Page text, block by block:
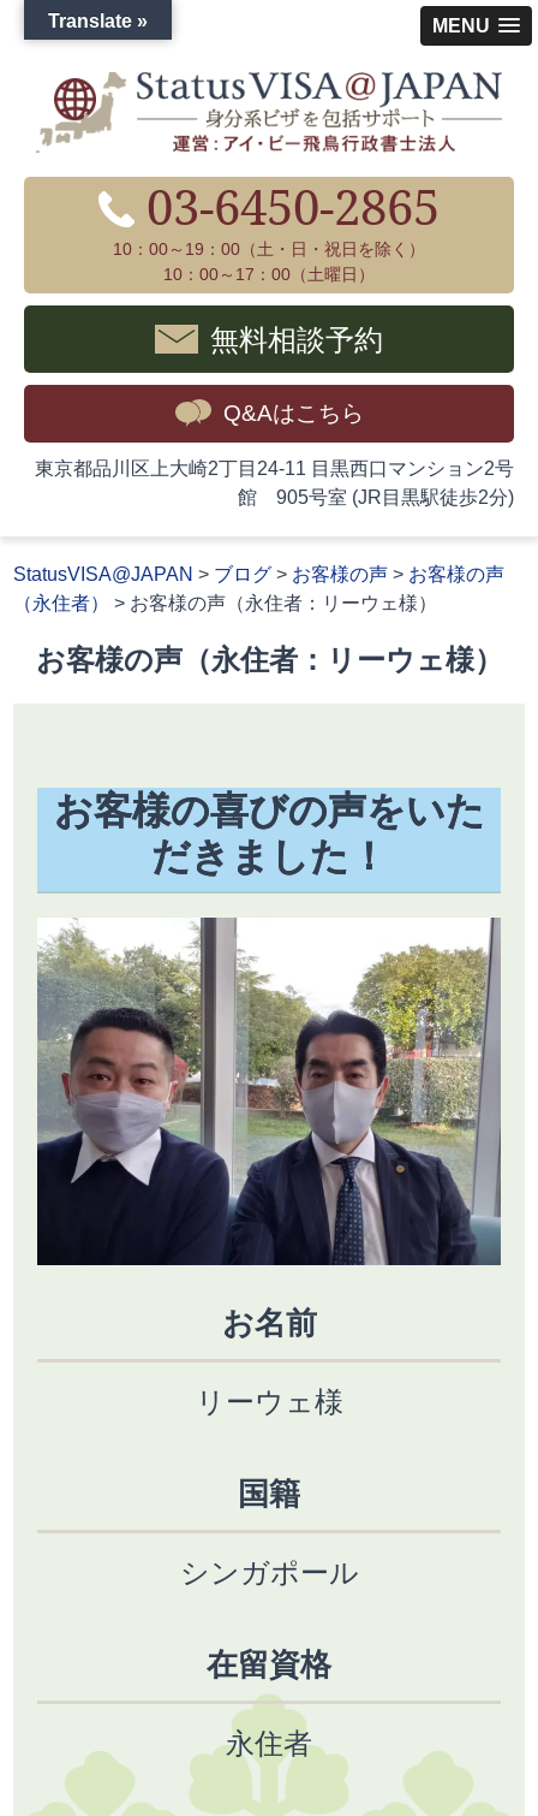
MENU
03-6450-2865
10：00～19：00（土・日・祝日を除く）
10：00～17：00（土曜日）
無料相談予約
Q&Aはこちら
東京都品川区上大崎2丁目24-11 目黒西口マンション2号
館 905号室 (JR目黒駅徒歩2分)
StatusVISA@JAPAN > ブログ > お客様の声 > お客様の声
（永住者）
> お客様の声（永住者：リーウェ様）
お客様の声（永住者：リーウェ様）
お客様の喜びの声をいた
だきました！
お名前
リーウェ様
国籍
シンガポール
在留資格
永住者
Translate »